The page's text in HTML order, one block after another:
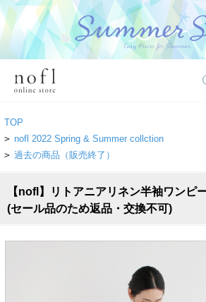
￥10,800税込以上で送料無
トップス
ワンピース
TOP
> nofl 2022 Spring & Summer collction
> 過去の商品（販売終了）
【nofl】リトアニアリネン半袖ワン
(セール品のため返品・交換不可)